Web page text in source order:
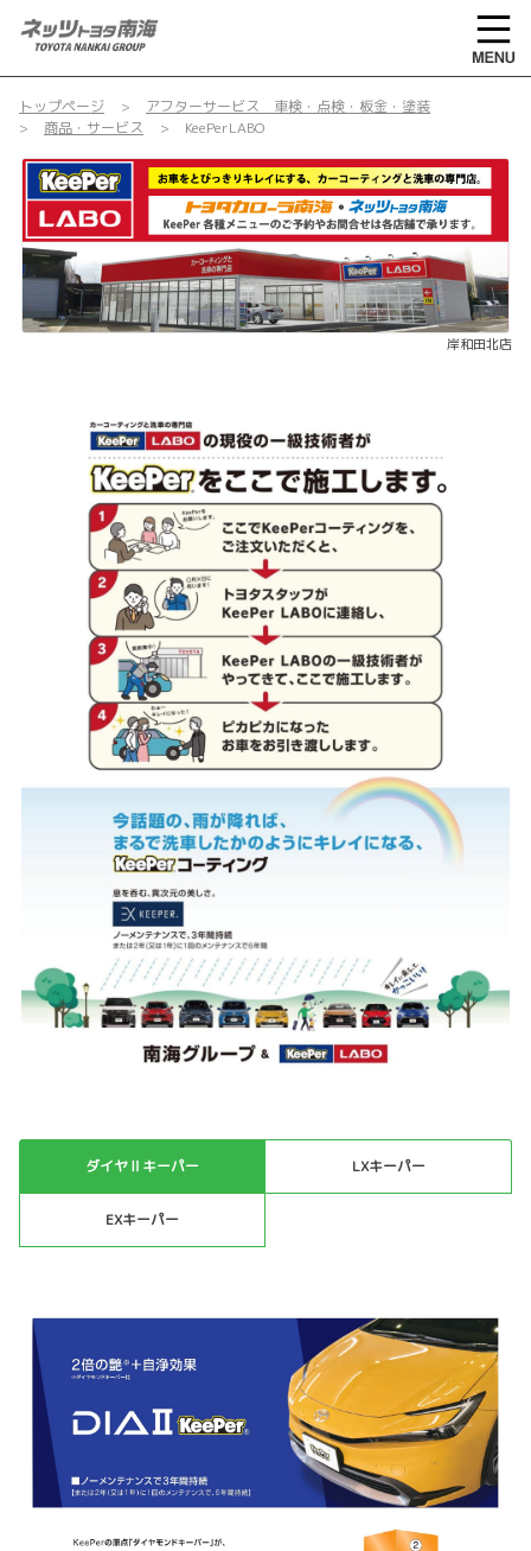
トップページ
アフターサービス 車検・点検・板金・塗装
商品・サービス
KeePerLABO
岸和田北店
ダイヤⅡキーパー LXキーパー
EXキーパー